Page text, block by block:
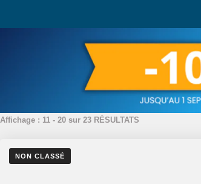
Affichage : 11 - 20 sur 23 RÉSULTATS
NON CLASSÉ